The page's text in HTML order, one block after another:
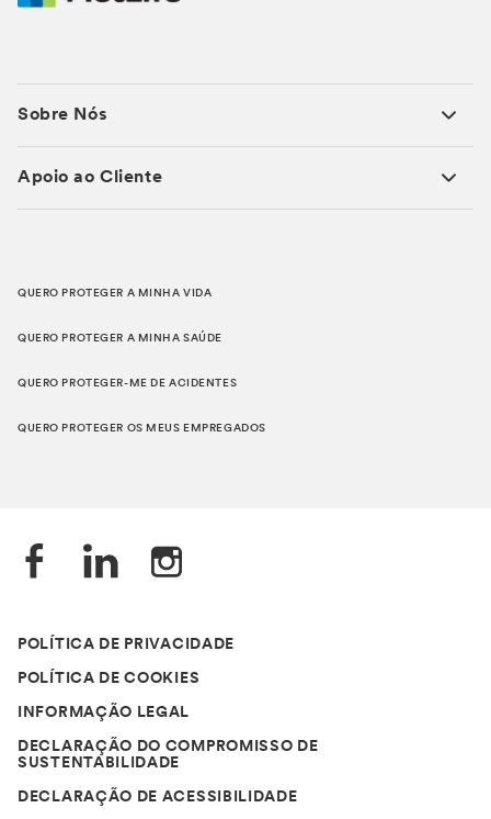
Sobre Nós
Apoio ao Cliente
QUERO PROTEGER A MINHA VIDA
QUERO PROTEGER A MINHA SAÚDE
QUERO PROTEGER-ME DE ACIDENTES
QUERO PROTEGER OS MEUS EMPREGADOS
POLÍTICA DE PRIVACIDADE
POLÍTICA DE COOKIES
INFORMAÇÃO LEGAL
DECLARAÇÃO DO COMPROMISSO DE
SUSTENTABILIDADE
DECLARAÇÃO DE ACESSIBILIDADE